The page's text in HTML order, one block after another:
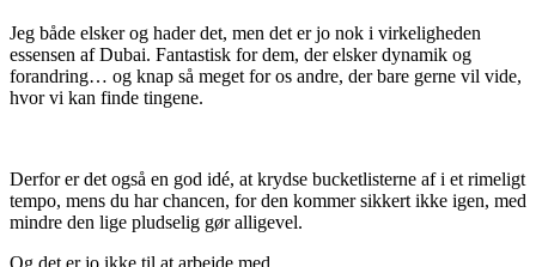
Jeg både elsker og hader det, men det er jo nok i virkeligheden
essensen af Dubai. Fantastisk for dem, der elsker dynamik og
forandring… og knap så meget for os andre, der bare gerne vil vide,
hvor vi kan finde tingene.
Derfor er det også en god idé, at krydse bucketlisterne af i et rimeligt
tempo, mens du har chancen, for den kommer sikkert ikke igen, med
mindre den lige pludselig gør alligevel.